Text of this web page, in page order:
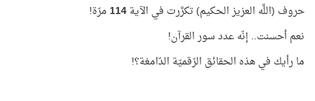
حروف (اللَّه العزيز الحكيم) تكرَّرت في الآية114مرّة!
نعم أحسنت.. إنّه عدد سور القرآن!
ما رأيك في هذه الحقائق الرّقميّة الدّامغة؟!